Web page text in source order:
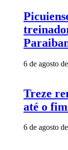
6 de agosto
Treze
até o
6 de agosto